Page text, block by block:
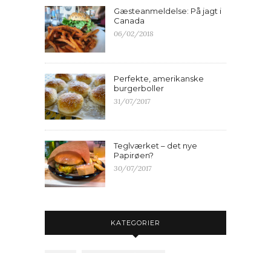
Gæsteanmeldelse: På jagt i
Canada
06/02/2018
Perfekte, amerikanske
burgerboller
31/07/2017
Teglværket – det nye
Papirøen?
30/07/2017
KATEGORIER